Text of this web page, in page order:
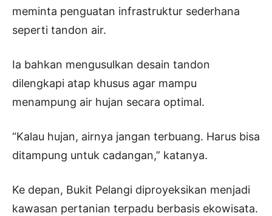
meminta penguatan infrastruktur sederhana
seperti tandon air.
Ia bahkan mengusulkan desain tandon
dilengkapi atap khusus agar mampu
menampung air hujan secara optimal.
“Kalau hujan, airnya jangan terbuang. Harus bisa
ditampung untuk cadangan,” katanya.
Ke depan, Bukit Pelangi diproyeksikan menjadi
kawasan pertanian terpadu berbasis ekowisata.